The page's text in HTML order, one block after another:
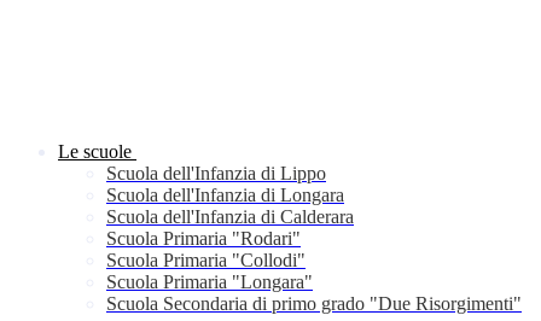
Le scuole
Scuola dell'Infanzia di Lippo
Scuola dell'Infanzia di Longara
Scuola dell'Infanzia di Calderara
Scuola Primaria "Rodari"
Scuola Primaria "Collodi"
Scuola Primaria "Longara"
Scuola Secondaria di primo grado "Due Risorgimenti"